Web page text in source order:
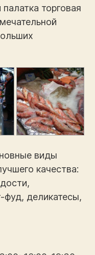
торговая
виды
качества:
фуд, деликатесы,